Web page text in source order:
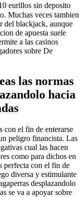
eurillos sin deposito
Muchas veces tambien
del blackjack, aunque
de apuesta suele
a las casinos
sobre De
las normas
hacia
con el fin de enterarse
peligro financista. Las
cual las hacen
como para dichos en
perfecta con el fin de
diversa y estimulante
desplazandolo
se va a apoyar sobre